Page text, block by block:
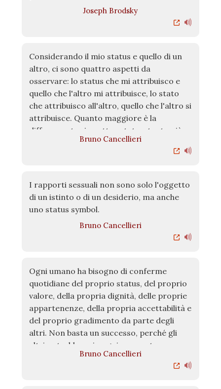
Joseph Brodsky
Considerando il mio status e quello di un
altro, ci sono quattro aspetti da
osservare: lo status che mi attribuisco e
quello che l'altro mi attribuisce, lo stato
che attribuisco all'altro, quello che l'altro si
attribuisce. Quanto maggiore è la
differenza tra i quattro status, tanto più
conflittuale è il rapporto tra me e l'altro.
Bruno Cancellieri
I rapporti sessuali non sono solo l'oggetto
di un istinto o di un desiderio, ma anche
uno status symbol.
Bruno Cancellieri
Ogni umano ha bisogno di conferme
quotidiane del proprio status, del proprio
valore, della propria dignità, delle proprie
appartenenze, della propria accettabilità e
del proprio gradimento da parte degli
altri. Non basta un successo, perché gli
altri potrebbero in ogni momento
cambiare il proprio giudizio. Inoltre il
proprio status rischia costantemente di
Bruno Cancellieri